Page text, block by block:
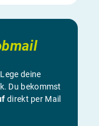
deine
Du bekommst
direkt per Mail